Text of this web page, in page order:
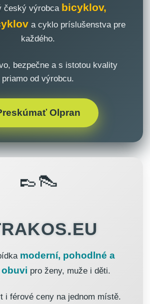
český výrobca bicyklov,
a cyklo príslušenstva pre
každého.
bezpečne a s istotou kvality
priamo od výrobcu.
Olpran
👞👠
moderní, pohodlné a
obuvi pro ženy, muže i děti.
i férové ceny na jednom místě.